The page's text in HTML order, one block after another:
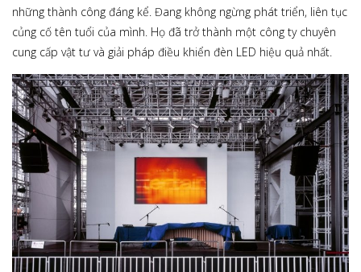
những thành công đáng kể. Đang không ngừng phát triển, liên tục
củng cố tên tuổi của mình. Họ đã trở thành một công ty chuyên
cung cấp vật tư và giải pháp điều khiển đèn LED hiệu quả nhất.